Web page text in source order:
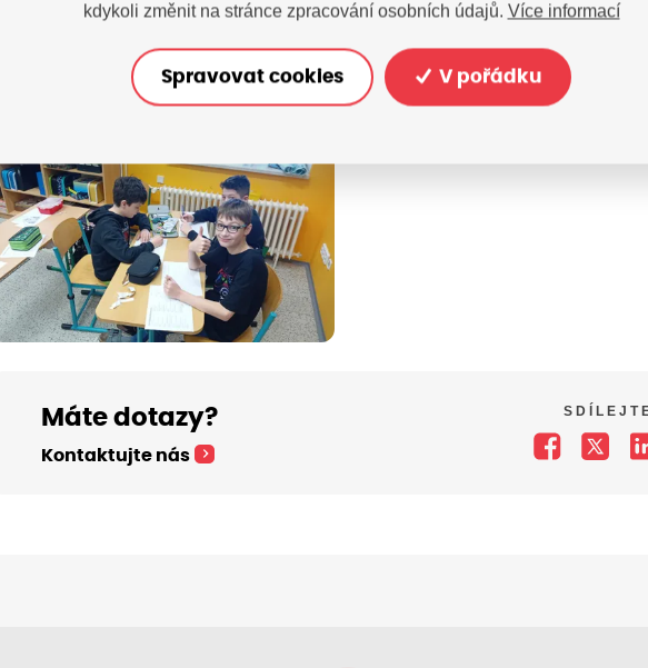
Máte dotazy?
Kontaktujte nás
kdykoli změnit na stránce zpracování osobních údajů. Více informací
Spravovat cookies V pořádku